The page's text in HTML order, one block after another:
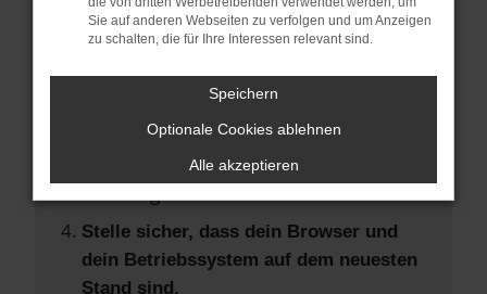
Werbeblocker, können das Laden
bestimmter Seiten verhindern.
Funktioniert die Seite in einem anderen
Browser oder in einem privaten Fenster?
Starte dein Gerät neu.
Das kann manchmal helfen,
vorübergehende Probleme zu beheben.
Stelle sicher, dass dein Browser und
dein Betriebssystem auf dem neuesten
Stand sind.
Sie auf anderen Webseiten zu verfolgen und um Anzeigen
zu schalten, die für Ihre Interessen relevant sind.
Speichern
Optionale Cookies ablehnen
Alle akzeptieren